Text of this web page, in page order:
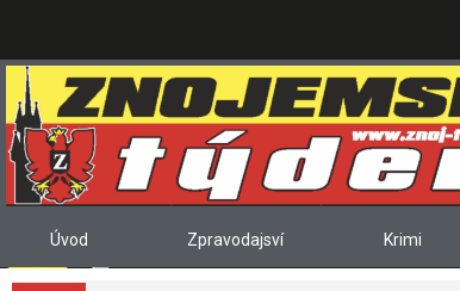
Úvod Zpravodajsví Krimi